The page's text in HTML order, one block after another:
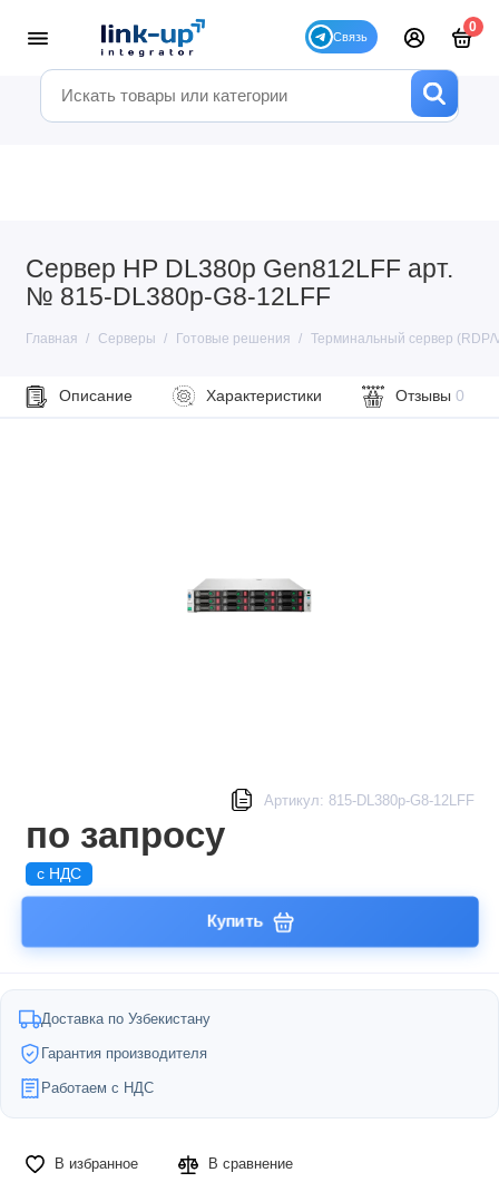
0
Сервер HP DL380p Gen812LFF арт.
№ 815-DL380p-G8-12LFF
Главная Серверы Готовые решения Терминальный сервер (RDP/
Описание Характеристики Отзывы 0
Артикул: 815-DL380p-G8-12LFF
по запросу
с НДС
Купить
Доставка по Узбекистану
Гарантия производителя
Работаем с НДС
В избранное В сравнение